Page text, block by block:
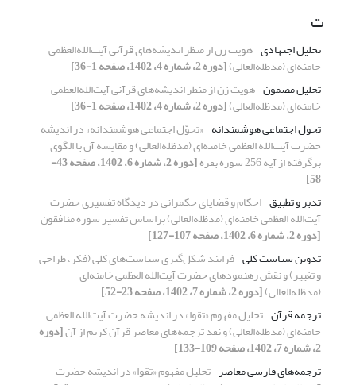
ت
تحلیل اجتهادی هویت زن از منظر اندیشه‌های قرآنی آیت‌الله‌العظمی
خامنه‌ای (مدظله‌العالی)[دوره 2، شماره 4، 1402، صفحه 1-36]
تحلیل مضمون هویت زن از منظر اندیشه‌های قرآنی آیت‌الله‌العظمی
خامنه‌ای (مدظله‌العالی)[دوره 2، شماره 4، 1402، صفحه 1-36]
تحول اجتماعی هوشمندانه «تحوّل اجتماعی هوشمندانه» در اندیشه
حضرت آیت‌الله العظمی خامنه‌ای (مدظله‌العالی) و مقایسه آن با الگوی
برگرفته از آیه 256 سوره بقره [دوره 2، شماره 6، 1402، صفحه 43-
58]
تدبر و تطبیق احکام و قضایای حکمرانی در دیدگاه تفسیری حضرت
آیت‌الله العظمی خامنه‌ای (مدظله‌العالی) براساس تفسیر سوره منافقون
[دوره 2، شماره 6، 1402، صفحه 107-127]
تدوین سیاست کلی فرایند شکل‌گیری سیاست‌های کلی (فکر، طراحی
و تغییر) و نقش رهنمودهای حضرت آیت‌الله العظمی خامنه‌ای
(مدظله‌العالی)[دوره 2، شماره 7، 1402، صفحه 23-52]
ترجمه قرآن تحلیل مفهوم «تقوا» در اندیشه‌ حضرت آیت‌الله العظمی
خامنه‌ای (مدظله‌العالی) و نقد ترجمه‌های معاصر قرآن کریم از آن[دوره
2، شماره 7، 1402، صفحه 109-133]
ترجمه‌های فارسی معاصر تحلیل مفهوم «تقوا» در اندیشه‌ حضرت